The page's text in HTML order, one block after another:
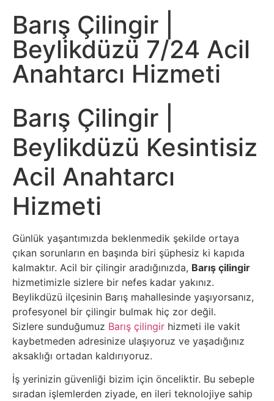
Barış Çilingir |
Beylikdüzü 7/24 Acil
Anahtarcı Hizmeti
Barış Çilingir |
Beylikdüzü Kesintisiz
Acil Anahtarcı
Hizmeti
Günlük yaşantımızda beklenmedik şekilde ortaya
çıkan sorunların en başında biri şüphesiz ki kapıda
kalmaktır. Acil bir çilingir aradığınızda, Barış çilingir
hizmetimizle sizlere bir nefes kadar yakınız.
Beylikdüzü ilçesinin Barış mahallesinde yaşıyorsanız,
profesyonel bir çilingir bulmak hiç zor değil.
Sizlere sunduğumuz Barış çilingir hizmeti ile vakit
kaybetmeden adresinize ulaşıyoruz ve yaşadığınız
aksaklığı ortadan kaldırıyoruz.
İş yerinizin güvenliği bizim için önceliktir. Bu sebeple
sıradan işlemlerden ziyade, en ileri teknolojiye sahip